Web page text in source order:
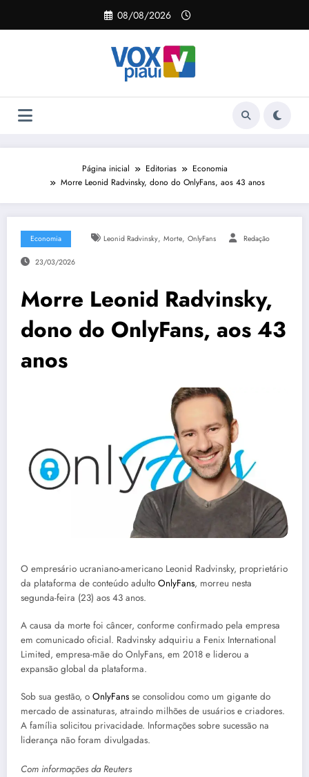
o
08/08/2026
Página inicial Editorias
Economia
Morre Leonid Radvinsky, dono do OnlyFans, aos 43 anos
Economia Leonid Radvinsky, Morte, OnlyFans Redação
23/03/2026
Morre Leonid Radvinsky,
dono do OnlyFans, aos 43
anos
O empresário ucraniano-americano Leonid Radvinsky, proprietário
da plataforma de conteúdo adulto OnlyFans, morreu nesta
segunda-feira (23) aos 43 anos.
A causa da morte foi câncer, conforme confirmado pela empresa
em comunicado oficial. Radvinsky adquiriu a Fenix International
Limited, empresa-mãe do OnlyFans, em 2018 e liderou a
expansão global da plataforma.
Sob sua gestão, o OnlyFans se consolidou como um gigante do
mercado de assinaturas, atraindo milhões de usuários e criadores.
A família solicitou privacidade. Informações sobre sucessão na
liderança não foram divulgadas.
Com informações da Reuters